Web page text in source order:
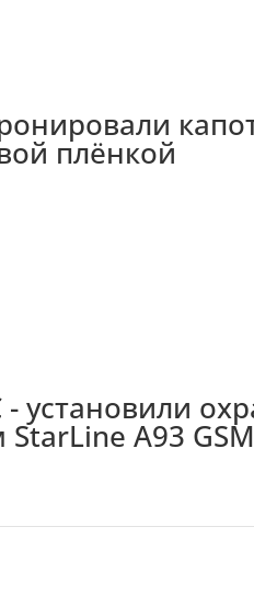
плёнкой
- установили
A93